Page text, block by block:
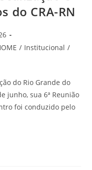
do CRA-RN
/ Institucional /
do Rio Grande do
junho, sua 6ª Reunião
foi conduzido pelo